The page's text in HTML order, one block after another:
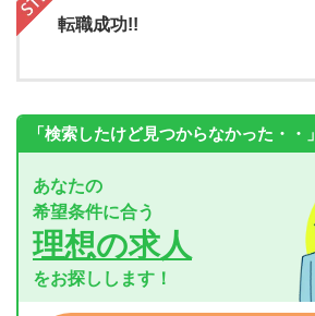
転職成功!!
「検索したけど見つからなかった・・」
あなたの
希望条件に合う
理想の求人
をお探しします！